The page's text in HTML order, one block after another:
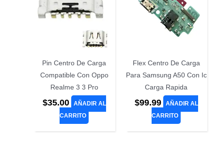
Pin Centro De Carga
Compatible Con Oppo
Realme 3 3 Pro
$35.00
AÑADIR AL
CARRITO
Flex Centro De Carga
Para Samsung A50 Con Ic
Carga Rapida
$99.99
AÑADIR AL
CARRITO